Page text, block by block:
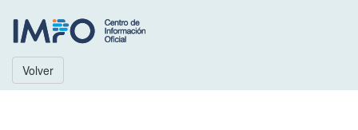
Volver